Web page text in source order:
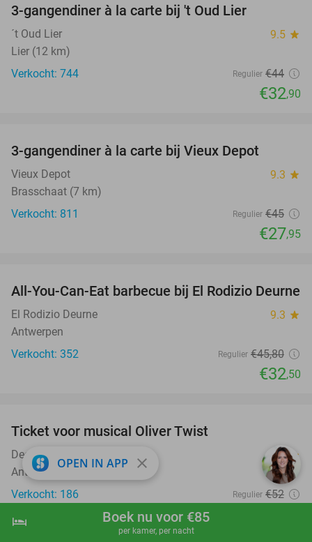
shopping_cart Boek nu
hotel Boek nu voor €85
per kamer, per nacht
3-gangendiner à la carte bij 't Oud Lier
´t Oud Lier 9.5 star
Lier (12 km)
Verkocht: 744
Regulier €44
€32,90
3-gangendiner à la carte bij Vieux Depot
Vieux Depot 9.3 star
Brasschaat (7 km)
Verkocht: 811
Regulier €45
€27,95
29%
All-You-Can-Eat barbecue bij El Rodizio Deurne
El Rodizio Deurne 9.3 star
Antwerpen
Verkocht: 352
Regulier €45,80
€32,50
Ticket voor musical Oliver Twist
Deep Bridge 9.5star
Antwerpen (+1 locatie)
Verkocht: 186
Regulier €52
OPEN IN APP close